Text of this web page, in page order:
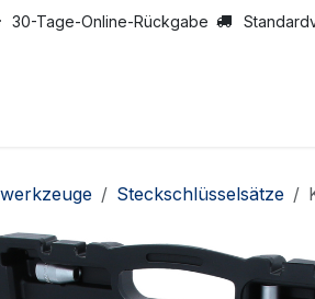
30-Tage-Online-Rückgabe
Steckschlüsselsätze